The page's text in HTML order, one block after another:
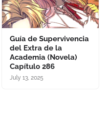
Guía de Supervivencia
del Extra de la
Academia (Novela)
Capítulo 286
July 13, 2025